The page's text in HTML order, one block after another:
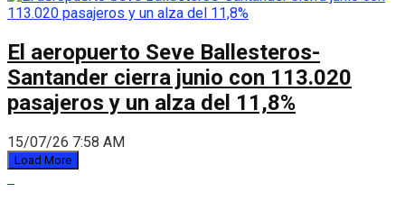
El aeropuerto Seve Ballesteros-
Santander cierra junio con 113.020
pasajeros y un alza del 11,8%
15/07/26 7:58 AM
Load More